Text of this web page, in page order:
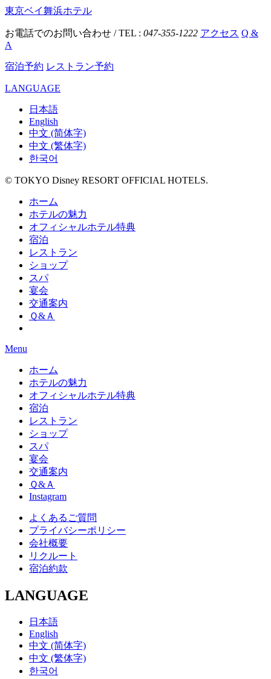
東京ベイ舞浜ホテル
お電話でのお問い合わせ / TEL : 047-355-1222 アクセス Q &
A
宿泊予約 レストラン予約
LANGUAGE
日本語
English
中文 (简体字)
中文 (繁体字)
한국어
© TOKYO Disney RESORT OFFICIAL HOTELS.
ホーム
ホテルの魅力
オフィシャルホテル特典
宿泊
レストラン
ショップ
スパ
宴会
交通案内
Ｑ&Ａ
Menu
ホーム
ホテルの魅力
オフィシャルホテル特典
宿泊
レストラン
ショップ
スパ
宴会
交通案内
Ｑ&Ａ
Instagram
よくあるご質問
プライバシーポリシー
会社概要
リクルート
宿泊約款
LANGUAGE
日本語
English
中文 (简体字)
中文 (繁体字)
한국어